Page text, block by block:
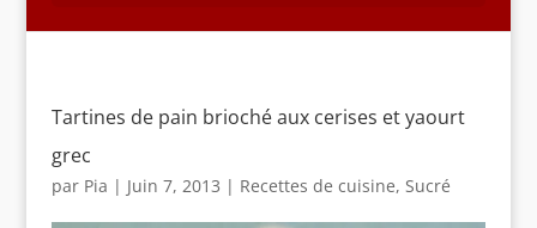
Tartines de pain brioché aux cerises et yaourt
grec
par Pia | Juin 7, 2013 | Recettes de cuisine, Sucré